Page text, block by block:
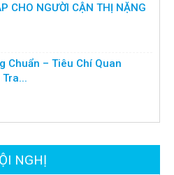
CHO NGƯỜI CẬN THỊ NẶNG
Chuẩn – Tiêu Chí Quan
NGHỊ